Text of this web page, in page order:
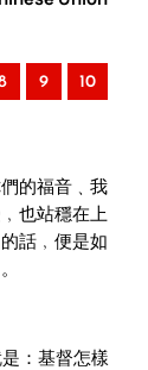
9 10
的福音﹑我
也站穩在上
話﹐便是如
：基督怎樣